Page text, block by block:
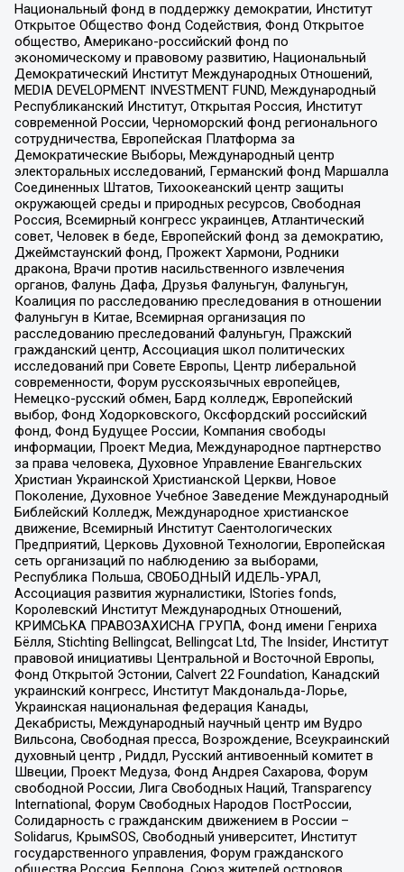
Национальный фонд в поддержку демократии, Институт
Открытое Общество Фонд Содействия, Фонд Открытое
общество, Американо-российский фонд по
экономическому и правовому развитию, Национальный
Демократический Институт Международных Отношений,
MEDIA DEVELOPMENT INVESTMENT FUND, Международный
Республиканский Институт, Открытая Россия, Институт
современной России, Черноморский фонд регионального
сотрудничества, Европейская Платформа за
Демократические Выборы, Международный центр
электоральных исследований, Германский фонд Маршалла
Соединенных Штатов, Тихоокеанский центр защиты
окружающей среды и природных ресурсов, Свободная
Россия, Всемирный конгресс украинцев, Атлантический
совет, Человек в беде, Европейский фонд за демократию,
Джеймстаунский фонд, Прожект Хармони, Родники
дракона, Врачи против насильственного извлечения
органов, Фалунь Дафа, Друзья Фалуньгун, Фалуньгун,
Коалиция по расследованию преследования в отношении
Фалуньгун в Китае, Всемирная организация по
расследованию преследований Фалуньгун, Пражский
гражданский центр, Ассоциация школ политических
исследований при Совете Европы, Центр либеральной
современности, Форум русскоязычных европейцев,
Немецко-русский обмен, Бард колледж, Европейский
выбор, Фонд Ходорковского, Оксфордский российский
фонд, Фонд Будущее России, Компания свободы
информации, Проект Медиа, Международное партнерство
за права человека, Духовное Управление Евангельских
Христиан Украинской Христианской Церкви, Новое
Поколение, Духовное Учебное Заведение Международный
Библейский Колледж, Международное христианское
движение, Всемирный Институт Саентологических
Предприятий, Церковь Духовной Технологии, Европейская
сеть организаций по наблюдению за выборами,
Республика Польша, СВОБОДНЫЙ ИДЕЛЬ-УРАЛ,
Ассоциация развития журналистики, IStories fonds,
Королевский Институт Международных Отношений,
КРИМСЬКА ПРАВОЗАХИСНА ГРУПА, Фонд имени Генриха
Бёлля, Stichting Bellingcat, Bellingcat Ltd, The Insider, Институт
правовой инициативы Центральной и Восточной Европы,
Фонд Открытой Эстонии, Calvert 22 Foundation, Канадский
украинский конгресс, Институт Макдональда-Лорье,
Украинская национальная федерация Канады,
Декабристы, Международный научный центр им Вудро
Вильсона, Свободная пресса, Возрождение, Всеукраинский
духовный центр , Риддл, Русский антивоенный комитет в
Швеции, Проект Медуза, Фонд Андрея Сахарова, Форум
свободной России, Лига Свободных Наций, Transparеncy
International, Форум Свободных Народов ПостРоссии,
Солидарность с гражданским движением в России –
Solidarus, КрымSOS, Свободный университет, Институт
государственного управления, Форум гражданского